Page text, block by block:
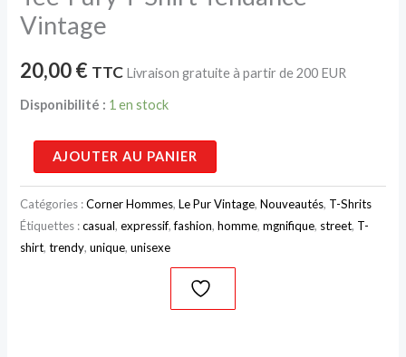
Vintage
20,00€ TTC Livraison gratuite à partir de 200 EUR
Disponibilité : 1 en stock
AJOUTER AU PANIER
Catégories :Corner Hommes,Le Pur Vintage,Nouveautés, T-Shrits
Étiquettes :casual,expressif,fashion,homme,mgnifique, street, T-
shirt,trendy,unique,unisexe